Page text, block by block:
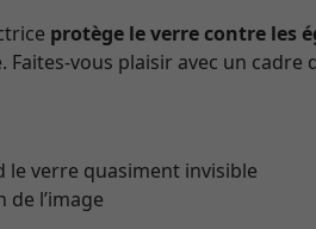
protège le verre contre les
vous plaisir avec un cadre
le verre quasiment invisible
l’image